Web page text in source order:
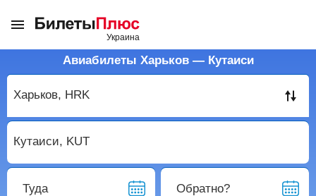
Авиабилеты Харьков — Кутаиси
Туда Обратно?